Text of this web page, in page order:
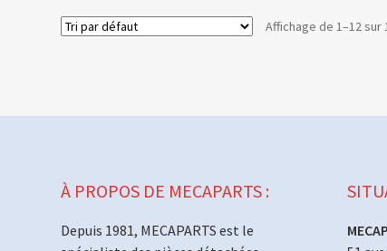
Affichage de 1–12 sur
À PROPOS DE MECAPARTS :
Depuis 1981, MECAPARTS est le